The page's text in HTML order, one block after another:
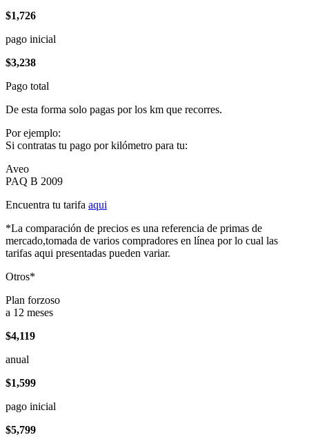
$1,726
pago inicial
$3,238
Pago total
De esta forma solo pagas por los km que recorres.
Por ejemplo:
Si contratas tu pago por kilómetro para tu:
Aveo
PAQ B 2009
Encuentra tu tarifa aqui
*La comparación de precios es una referencia de primas de
mercado,tomada de varios compradores en línea por lo cual las
tarifas aqui presentadas pueden variar.
Otros*
Plan forzoso
a 12 meses
$4,119
anual
$1,599
pago inicial
$5,799